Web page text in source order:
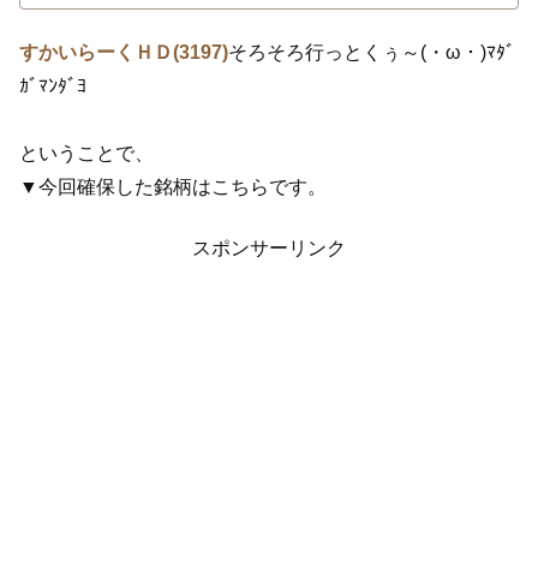
すかいらーくＨＤ(3197)そろそろ行っとくぅ～(・ω・)ﾏﾀﾞ
ｶﾞﾏﾝﾀﾞﾖ
ということで、
▼今回確保した銘柄はこちらです。
スポンサーリンク